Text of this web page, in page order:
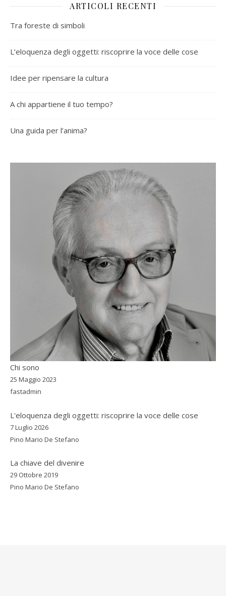
ARTICOLI RECENTI
Tra foreste di simboli
L’eloquenza degli oggetti: riscoprire la voce delle cose
Idee per ripensare la cultura
A chi appartiene il tuo tempo?
Una guida per l’anima?
Chi sono
25 Maggio 2023
fastadmin
L'eloquenza degli oggetti: riscoprire la voce delle cose
7 Luglio 2026
Pino Mario De Stefano
La chiave del divenire
29 Ottobre 2019
Pino Mario De Stefano